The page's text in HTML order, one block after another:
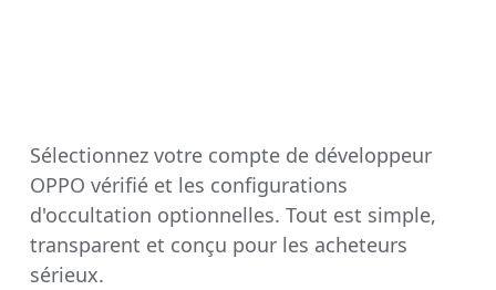
Sélectionnez votre compte de développeur
OPPO vérifié et les configurations
d'occultation optionnelles. Tout est simple,
transparent et conçu pour les acheteurs
sérieux.